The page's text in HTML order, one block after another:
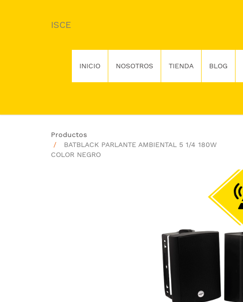
ISCE
INICIO NOSOTROS TIENDA BLOG
Productos
BATBLACK PARLANTE AMBIENTAL 5 1/4 180W
COLOR NEGRO